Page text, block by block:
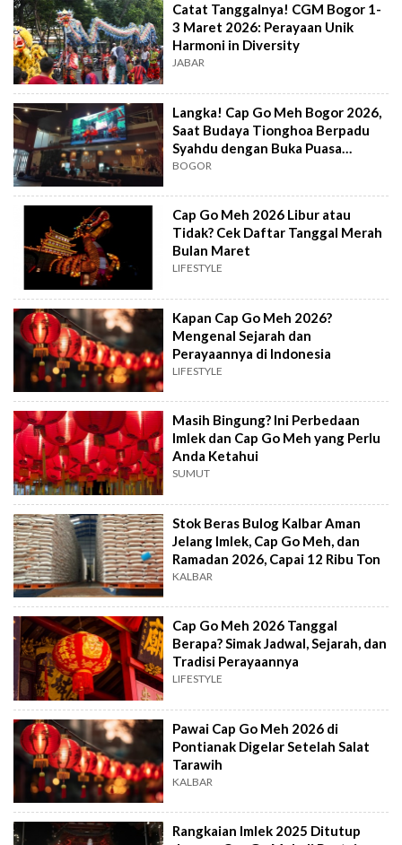
Catat Tanggalnya! CGM Bogor 1-
3 Maret 2026: Perayaan Unik
Harmoni in Diversity
JABAR
Langka! Cap Go Meh Bogor 2026,
Saat Budaya Tionghoa Berpadu
Syahdu dengan Buka Puasa
Ramadan
BOGOR
Cap Go Meh 2026 Libur atau
Tidak? Cek Daftar Tanggal Merah
Bulan Maret
LIFESTYLE
Kapan Cap Go Meh 2026?
Mengenal Sejarah dan
Perayaannya di Indonesia
LIFESTYLE
Masih Bingung? Ini Perbedaan
Imlek dan Cap Go Meh yang Perlu
Anda Ketahui
SUMUT
Stok Beras Bulog Kalbar Aman
Jelang Imlek, Cap Go Meh, dan
Ramadan 2026, Capai 12 Ribu Ton
KALBAR
Cap Go Meh 2026 Tanggal
Berapa? Simak Jadwal, Sejarah, dan
Tradisi Perayaannya
LIFESTYLE
Pawai Cap Go Meh 2026 di
Pontianak Digelar Setelah Salat
Tarawih
KALBAR
Rangkaian Imlek 2025 Ditutup